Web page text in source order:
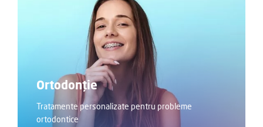
Ortodonție
Tratamente personalizate pentru probleme
ortodontice